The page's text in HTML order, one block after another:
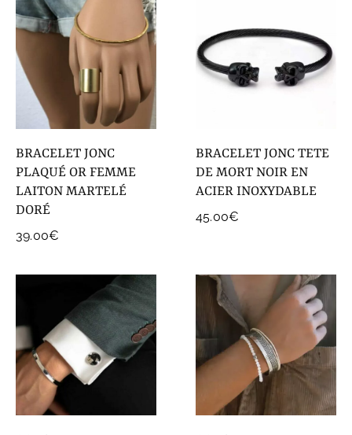
BRACELET JONC
PLAQUÉ OR FEMME
LAITON MARTELÉ
DORÉ
39.00€
BRACELET JONC TETE
DE MORT NOIR EN
ACIER INOXYDABLE
45.00€